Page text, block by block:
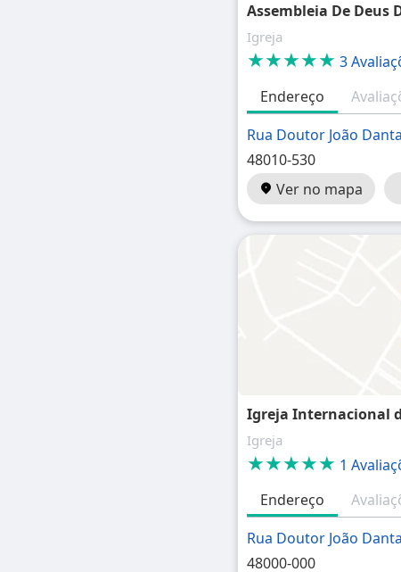
Assembleia De Deus
Igreja
★★★★★ 3
Endereço
Rua Doutor João
48010-530
Ver no mapa
Igreja Internacional
Igreja
★★★★★ 1
Endereço
Rua Doutor João
48000-000